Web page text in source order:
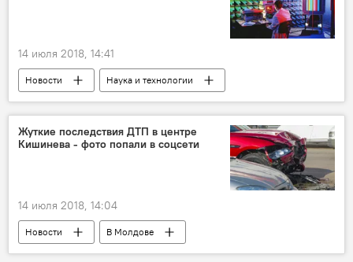
14 июля 2018, 14:41
Новости
Наука и технологии
В Молдове
Общество
Республика Молдова
Жуткие последствия ДТП в центре
Кишинева - фото попали в соцсети
14 июля 2018, 14:04
Новости
В Молдове
Происшествия
ДТП